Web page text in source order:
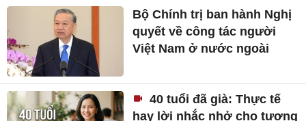
Bộ Chính trị ban hành Nghị
quyết về công tác người
Việt Nam ở nước ngoài
40 tuổi đã già: Thực tế
hay lời nhắc nhở cho tương